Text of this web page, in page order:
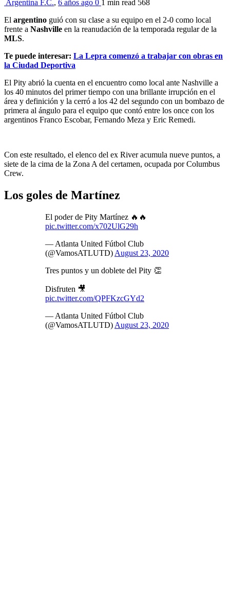
Argentina F.C., 6 años ago 0 1 min read 568
El argentino guió con su clase a su equipo en el 2-0 como local
frente a Nashville en la reanudación de la temporada regular de la
MLS.
Te puede interesar: La Lepra comenzó a trabajar con obras en
la Ciudad Deportiva
El Pity abrió la cuenta en el encuentro como local ante Nashville a
los 40 minutos del primer tiempo con una brillante irrupción en el
área y definición y la cerró a los 42 del segundo con un bombazo de
primera al ángulo para el equipo que contó entre los once con los
argentinos Franco Escobar, Fernando Meza y Eric Remedi.
Con este resultado, el elenco del ex River acumula nueve puntos, a
siete de la cima de la Zona A del certamen, ocupada por Columbus
Crew.
Los goles de Martínez
El poder de Pity Martínez 🔥🔥
pic.twitter.com/x702UlG29h
— Atlanta United Fútbol Club
(@VamosATLUTD) August 23, 2020
Tres puntos y un doblete del Pity 👏
Disfruten 🎥
pic.twitter.com/QPFKzcGYd2
— Atlanta United Fútbol Club
(@VamosATLUTD) August 23, 2020